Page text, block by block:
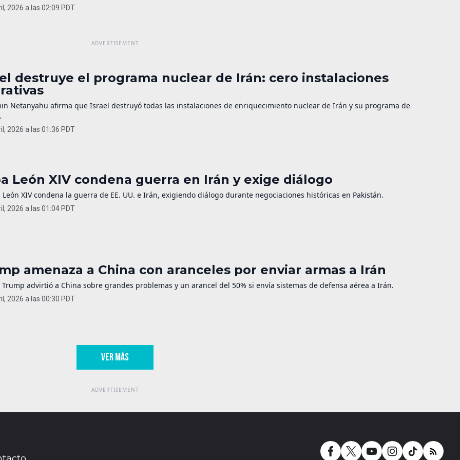
2026 a las 02:09 PDT
destruye el programa nuclear de Irán: cero instalaciones
Netanyahu afirma que Israel destruyó todas las instalaciones de enriquecimiento nuclear de Irán y su programa de
2026 a las 01:36 PDT
León XIV condena guerra en Irán y exige diálogo
León XIV condena la guerra de EE. UU. e Irán, exigiendo diálogo durante negociaciones históricas en Pakistán.
2026 a las 01:04 PDT
amenaza a China con aranceles por enviar armas a Irán
advirtió a China sobre grandes problemas y un arancel del 50% si envía sistemas de defensa aérea a Irán.
2026 a las 00:30 PDT
VER MÁS